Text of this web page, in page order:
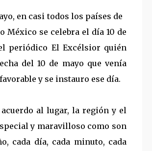
en casi todos los países de
México se celebra el día 10 de
periódico El Excélsior quién
del 10 de mayo que venía
y se instauro ese día.
al lugar, la región y el
y maravilloso como son
cada día, cada minuto, cada